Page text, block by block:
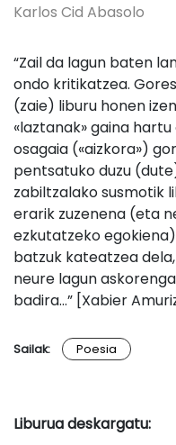
Karlos Cid Abasolo
“Zail da lagun baten
ondo kritikatzea.
(zaie) liburu honen
«laztanak» gaina
osagaia («aizkora»)
pentsatuko duzu
zabiltzalako susmotik
erarik zuzenena (eta
ezkutatzeko
batzuk kateatzea
neure lagun
badira…” [Xabier
Sailak: Poesia
Liburua deskargatu: